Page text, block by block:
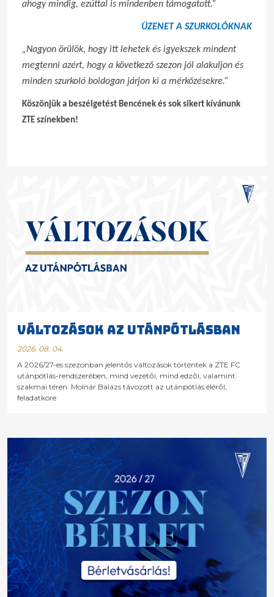
ahogy mindig, ezúttal is mindenben támogatott.”
ÜZENET A SZURKOLÓKNAK
„Nagyon örülök, hogy itt lehetek és igyekszek mindent
megtenni azért, hogy a következő szezon jól alakuljon és
minden szurkoló boldogan járjon ki a mérkőzésekre.”
Köszönjük a beszélgetést Bencének és sok sikert kívánunk
ZTE színekben!
VÁLTOZÁSOK AZ UTÁNPÓTLÁSBAN
2026. 08. 04.
A 2026/27-es szezonban jelentős változások történtek a ZTE FC
utánpótlás-rendszerében, mind vezetői, mind edzői, valamint
szakmai téren. Molnár Balázs távozott az utánpótlás éléről,
feladatköre